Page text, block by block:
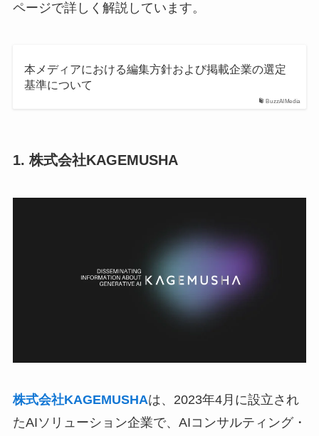
ページで詳しく解説しています。
BuzzAIMedia
本メディアにおける編集方針および掲載企業の選定
基準について
1. 株式会社KAGEMUSHA
株式会社KAGEMUSHAは、2023年4月に設立され
たAIソリューション企業で、AIコンサルティング・